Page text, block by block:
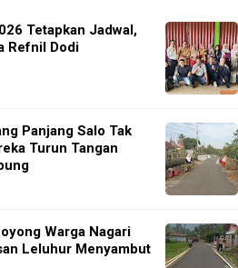
Tetapkan Jadwal,
Refnil Dodi
Panjang Salo Tak
Turun Tangan
Warga Nagari
Leluhur Menyambut